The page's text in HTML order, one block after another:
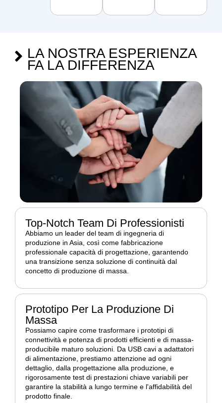
LA NOSTRA ESPERIENZA
FA LA DIFFERENZA
Top-Notch Team Di Professionisti
Abbiamo un leader del team di ingegneria di
produzione in Asia, così come fabbricazione
professionale capacità di progettazione, garantendo
una transizione senza soluzione di continuità dal
concetto di produzione di massa.
Prototipo Per La Produzione Di
Massa
Possiamo capire come trasformare i prototipi di
connettività e potenza di prodotti efficienti e di massa-
producibile maturo soluzioni. Da USB cavi a adattatori
di alimentazione, prestiamo attenzione ad ogni
dettaglio, dalla progettazione alla produzione, e
rigorosamente test di prestazioni chiave variabili per
garantire la stabilità a lungo termine e l'affidabilità del
prodotto finale.